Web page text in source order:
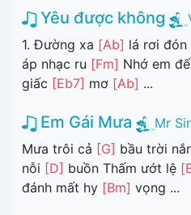
Yêu được không
1. Đường xa [Ab] lá rơi đón
áp nhạc ru [Fm] Nhớ em
giấc [Eb7] mơ [Ab] ...
Em Gái Mưa
Mr
Mưa trôi cả [G] bầu trời
nỗi [D] buồn Thấm ướt lệ
đánh mất hy [Bm] vọng ...